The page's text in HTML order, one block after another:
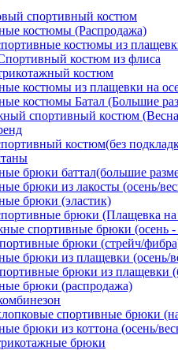
спортивный костюм
костюмы (Распродажа)
костюмы из
костюм из флиса
костюм
костюмы из плащевки на
костюмы Батал (Большие
спортивный костюм
костюм(без
брюки баттал(большие
брюки из лакосты (осень/
брюки (эластик)
брюки (Плащевка
спортивные брюки (осень -
брюки (стрейч/
брюки из плащевки (осень/
брюки из плащевки
брюки (распродажа)
спортивные брюки
брюки из коттона (осень/
брюки